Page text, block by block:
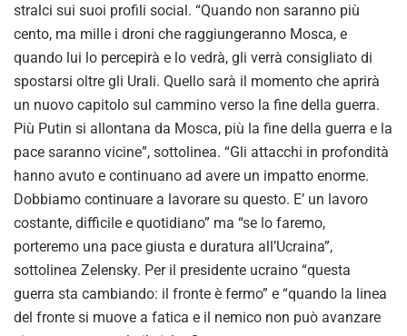
stralci sui suoi profili social. “Quando non saranno più
cento, ma mille i droni che raggiungeranno Mosca, e
quando lui lo percepirà e lo vedrà, gli verrà consigliato di
spostarsi oltre gli Urali. Quello sarà il momento che aprirà
un nuovo capitolo sul cammino verso la fine della guerra.
Più Putin si allontana da Mosca, più la fine della guerra e la
pace saranno vicine”, sottolinea. “Gli attacchi in profondità
hanno avuto e continuano ad avere un impatto enorme.
Dobbiamo continuare a lavorare su questo. E’ un lavoro
costante, difficile e quotidiano” ma “se lo faremo,
porteremo una pace giusta e duratura all’Ucraina”,
sottolinea Zelensky. Per il presidente ucraino “questa
guerra sta cambiando: il fronte è fermo” e “quando la linea
del fronte si muove a fatica e il nemico non può avanzare